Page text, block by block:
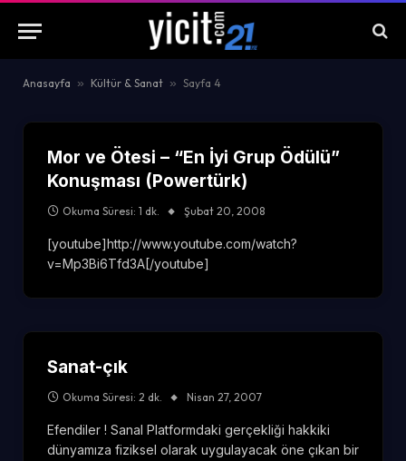
Anasayfa » Kültür & Sanat » Sayfa 4
Mor ve Ötesi – “En İyi Grup Ödülü”
Konuşması (Powertürk)
Okuma Süresi: 1 dk. Şubat 20, 2008
[youtube]http://www.youtube.com/watch?
v=Mp3Bi6Tfd3A[/youtube]
Sanat-çık
Okuma Süresi: 2 dk. Nisan 27, 2007
Efendiler ! Sanal Platformdaki gerçekliği hakkiki
dünyamıza fiziksel olarak uygulayacak öne çıkan bir